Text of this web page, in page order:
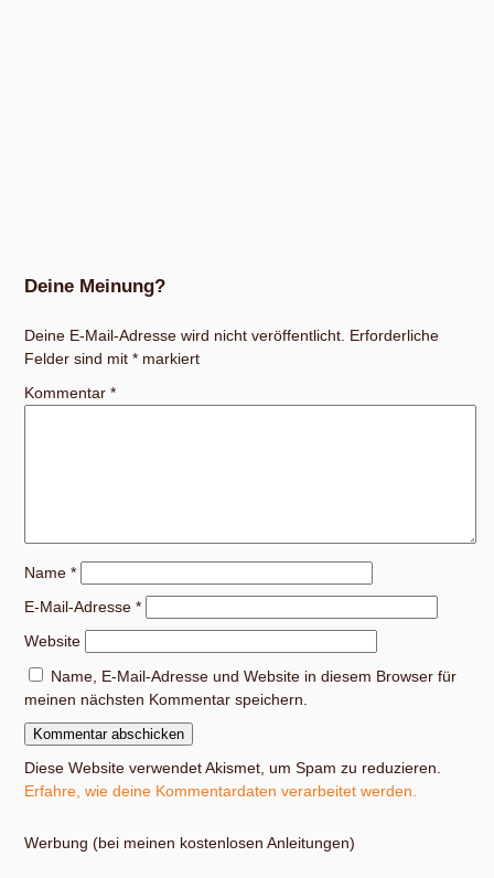
Deine Meinung?
Deine E-Mail-Adresse wird nicht veröffentlicht. Erforderliche
Felder sind mit* markiert
Kommentar*
Name*
E-Mail-Adresse*
Website
Name, E-Mail-Adresse und Website in diesem Browser für
meinen nächsten Kommentar speichern.
Diese Website verwendet Akismet, um Spam zu reduzieren.
Erfahre, wie deine Kommentardaten verarbeitet werden.
Werbung (bei meinen kostenlosen Anleitungen)